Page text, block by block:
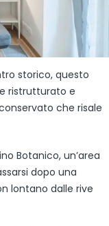
storico, questo
ristrutturato e
che risale
Botanico, un’area
dopo una
lontano dalle rive